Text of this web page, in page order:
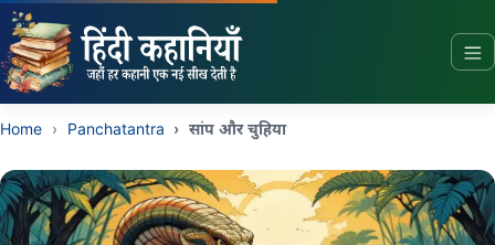
Home Panchatantra सांप और चुहिया